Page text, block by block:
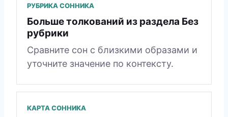
РУБРИКА СОННИКА
Больше толкований из раздела Без
рубрики
Сравните сон с близкими образами и
уточните значение по контексту.
КАРТА СОННИКА